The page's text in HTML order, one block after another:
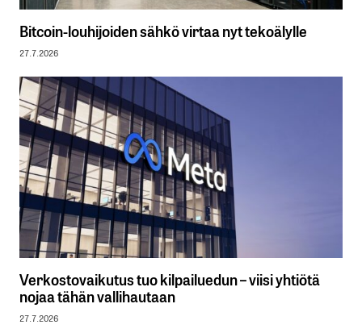
Bitcoin-louhijoiden sähkö virtaa nyt tekoälylle
27.7.2026
Verkostovaikutus tuo kilpailuedun – viisi yhtiötä
nojaa tähän vallihautaan
27.7.2026